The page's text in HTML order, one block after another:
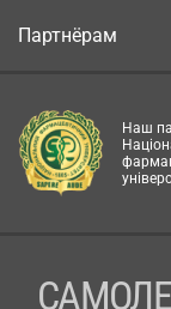
Партнёрам
Наш